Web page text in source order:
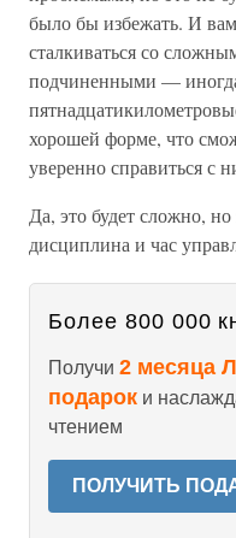
было бы избежать. И
сталкиваться со
подчиненными —
хорошей форме, что
уверенно справиться с
Да, это будет сложно,
дисциплина и час
Более 800 000
Получи 2 месяца
подарок и
чтением
ПОЛУЧИТЬ